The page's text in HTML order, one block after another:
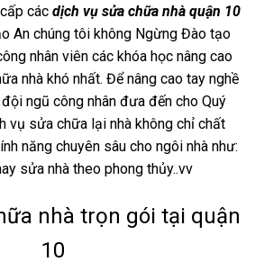
các dịch vụ sửa chữa nhà quận 10
An chúng tôi không Ngừng Đào tạo
nhân viên các khóa học nâng cao
nhà khó nhất. Để nâng cao tay nghề
ngũ công nhân đưa đến cho Quý
vụ sửa chữa lại nhà không chỉ chất
năng chuyên sâu cho ngôi nhà như:
sửa nhà theo phong thủy..vv
nhà trọn gói tại quận
10